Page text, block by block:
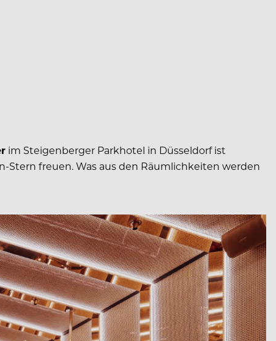
im Steigenberger Parkhotel in Düsseldorf ist
Stern freuen. Was aus den Räumlichkeiten werden